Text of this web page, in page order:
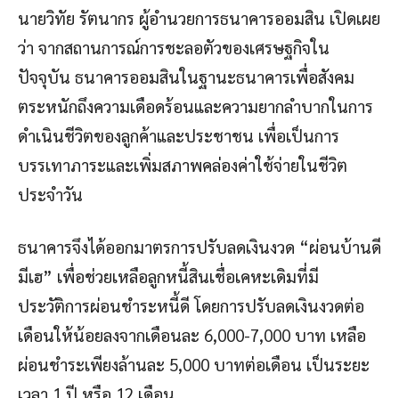
นายวิทัย รัตนากร ผู้อำนวยการธนาคารออมสิน เปิดเผย
ว่า จากสถานการณ์การชะลอตัวของเศรษฐกิจใน
ปัจจุบัน ธนาคารออมสินในฐานะธนาคารเพื่อสังคม
ตระหนักถึงความเดือดร้อนและความยากลำบากในการ
ดำเนินชีวิตของลูกค้าและประชาชน เพื่อเป็นการ
บรรเทาภาระและเพิ่มสภาพคล่องค่าใช้จ่ายในชีวิต
ประจำวัน
ธนาคารจึงได้ออกมาตรการปรับลดเงินงวด “ผ่อนบ้านดี
มีเฮ” เพื่อช่วยเหลือลูกหนี้สินเชื่อเคหะเดิมที่มี
ประวัติการผ่อนชำระหนี้ดี โดยการปรับลดเงินงวดต่อ
เดือนให้น้อยลงจากเดือนละ 6,000-7,000 บาท เหลือ
ผ่อนชำระเพียงล้านละ 5,000 บาทต่อเดือน เป็นระยะ